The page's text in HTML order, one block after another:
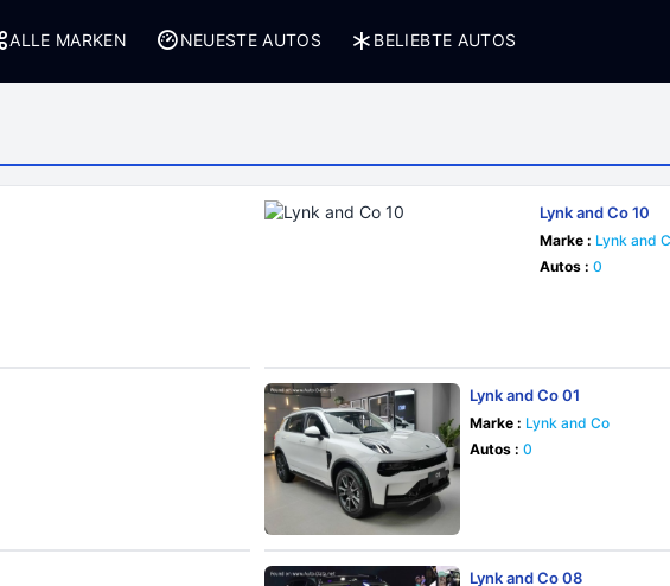
ALLE MARKEN NEUESTE AUTOS BELIEBTE AUTOS
Lynk and Co 10
Marke : Lynk and
Autos : 0
Lynk and Co 01
Marke : Lynk and Co
Autos : 0
Lynk and Co 08